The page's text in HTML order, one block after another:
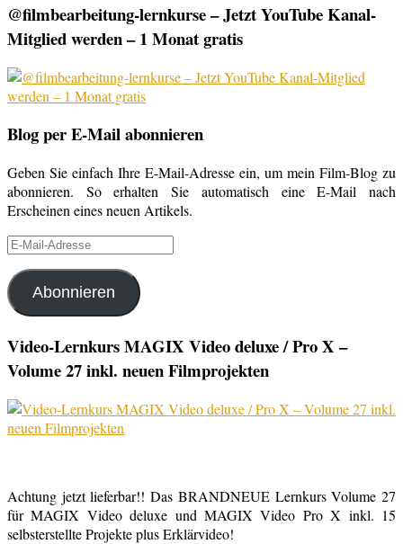
@filmbearbeitung-lernkurse – Jetzt YouTube Kanal-
Mitglied werden – 1 Monat gratis
Blog per E-Mail abonnieren
Geben Sie einfach Ihre E-Mail-Adresse ein, um mein Film-Blog zu
abonnieren. So erhalten Sie automatisch eine E-Mail nach
Erscheinen eines neuen Artikels.
E-
Adresse
Abonnieren
Video-Lernkurs MAGIX Video deluxe / Pro X –
Volume 27 inkl. neuen Filmprojekten
Achtung jetzt lieferbar!! Das BRANDNEUE Lernkurs Volume 27
für MAGIX Video deluxe und MAGIX Video Pro X inkl. 15
selbsterstellte Projekte plus Erklärvideo!